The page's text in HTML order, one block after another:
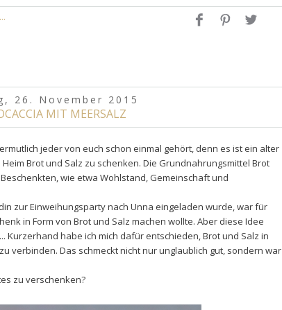
26. November 2015
MIT MEERSALZ
jeder von euch schon einmal gehört, denn es ist ein alter
Brot und Salz zu schenken. Die Grundnahrungsmittel Brot
wie etwa Wohlstand, Gemeinschaft und
zur Einweihungsparty nach Unna eingeladen wurde, war für
in Form von Brot und Salz machen wollte. Aber diese Idee
habe ich mich dafür entschieden, Brot und Salz in
verbinden. Das schmeckt nicht nur unglaublich gut, sondern war
zu verschenken?